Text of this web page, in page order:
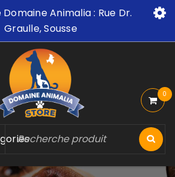
Animalia : Rue Dr.
Graulle, Sousse
0